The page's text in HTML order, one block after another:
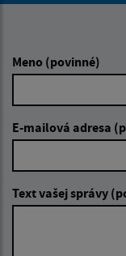
Meno (povinné)
E-mailová adresa
Text vašej správy